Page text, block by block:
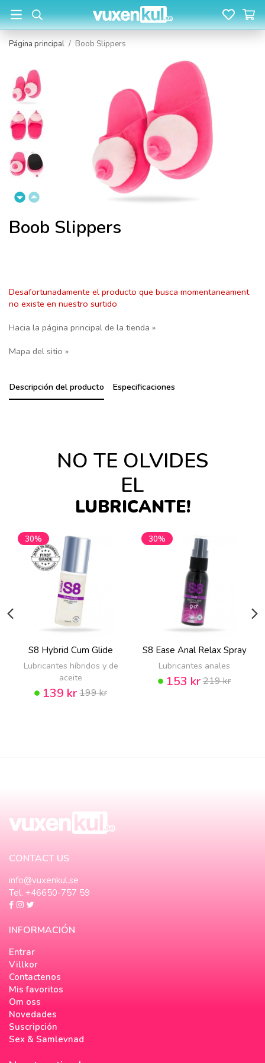
Página principal / Boob Slippers
Boob Slippers
Desafortunadamente el producto que busca momentaneament
no existe en nuestro surtido
Hacia la página principal de la tienda »
Mapa del sitio »
Descripción del producto Especificaciones
NO TE OLVIDES
EL
LUBRICANTE!
30%
S8 Hybrid Cum Glide
Lubricantes híbridos y de
aceite
139 kr199 kr
30%
S8 Ease Anal Relax Spray
Lubricantes anales
153 kr219 kr
CONTACT US
info@vuxenkul.se
Tel. +46650-757 59
INFORMACIÓN
Entrar
Villkor
Contactenos
Mis favoritos
Om oss
Novedades
Suscripción
Sex & Samlevnad